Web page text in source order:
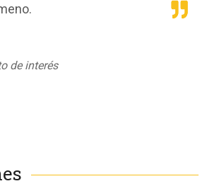
de interés